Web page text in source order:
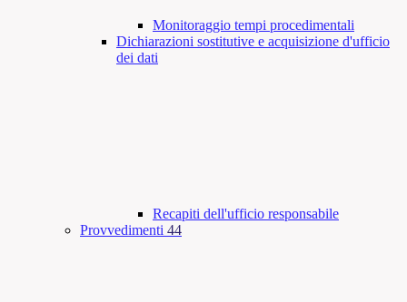
Monitoraggio tempi procedimentali
Dichiarazioni sostitutive e acquisizione d'ufficio
dei dati
Recapiti dell'ufficio responsabile
Provvedimenti 44